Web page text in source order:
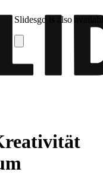
Slidesgo is also